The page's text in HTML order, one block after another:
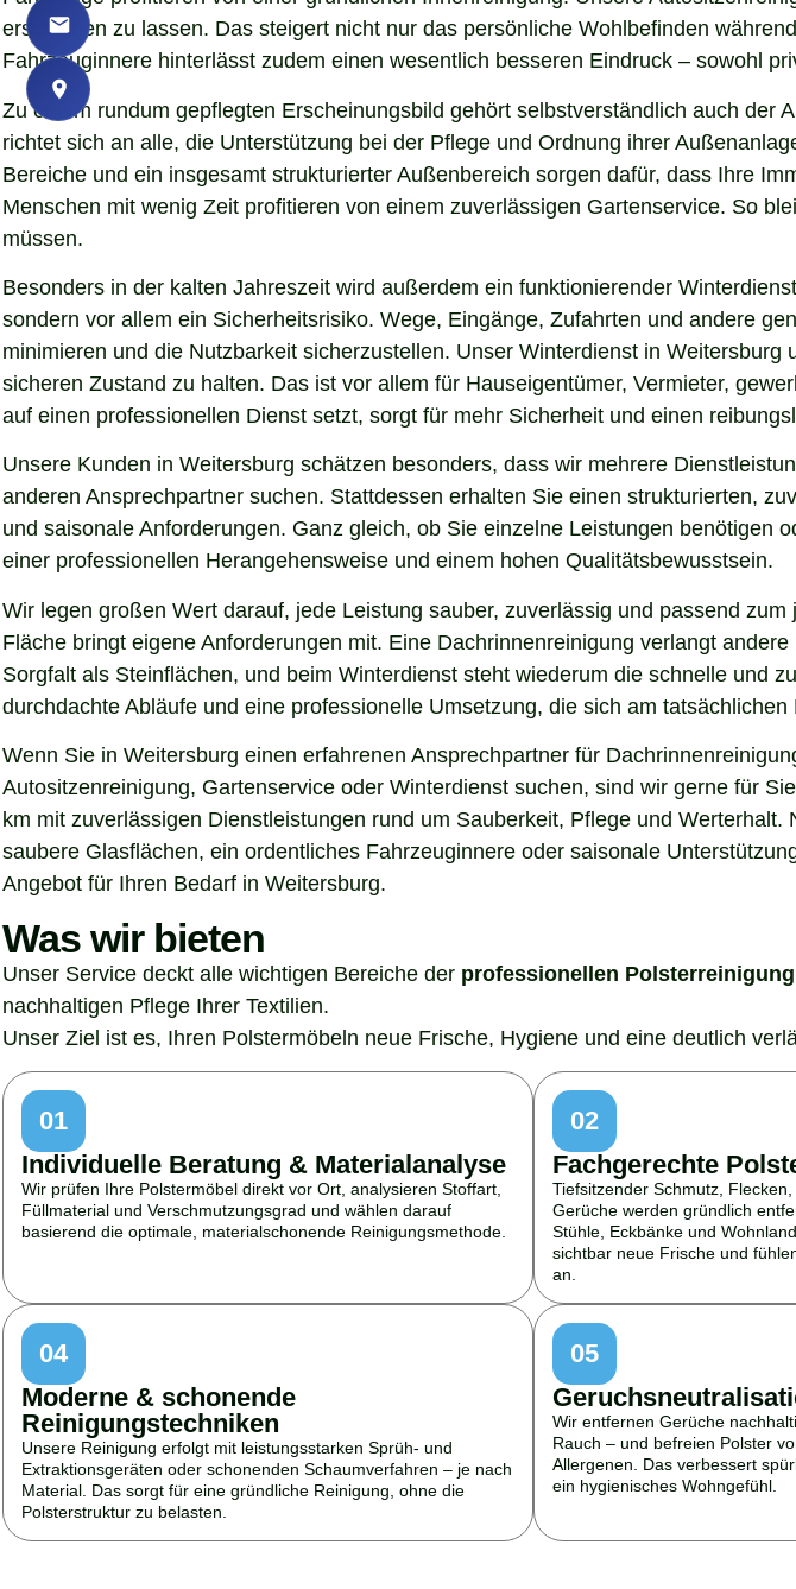
erscheinen zu lassen. Das steigert nicht nur das persönliche Wohlbefinden
Fahrzeuginnere hinterlässt zudem einen wesentlich besseren Eindruck – sowohl
Zu einem rundum gepflegten Erscheinungsbild gehört selbstverständlich auch
richtet sich an alle, die Unterstützung bei der Pflege und Ordnung ihrer
Bereiche und ein insgesamt strukturierter Außenbereich sorgen dafür, dass Ihre
Menschen mit wenig Zeit profitieren von einem zuverlässigen Gartenservice. So
müssen.
Besonders in der kalten Jahreszeit wird außerdem ein funktionierender
sondern vor allem ein Sicherheitsrisiko. Wege, Eingänge, Zufahrten und andere
minimieren und die Nutzbarkeit sicherzustellen. Unser Winterdienst in
sicheren Zustand zu halten. Das ist vor allem für Hauseigentümer, Vermieter,
auf einen professionellen Dienst setzt, sorgt für mehr Sicherheit und einen
Unsere Kunden in Weitersburg schätzen besonders, dass wir mehrere
anderen Ansprechpartner suchen. Stattdessen erhalten Sie einen strukturierten,
und saisonale Anforderungen. Ganz gleich, ob Sie einzelne Leistungen
einer professionellen Herangehensweise und einem hohen Qualitätsbewusstsein.
Wir legen großen Wert darauf, jede Leistung sauber, zuverlässig und passend
Fläche bringt eigene Anforderungen mit. Eine Dachrinnenreinigung verlangt
Sorgfalt als Steinflächen, und beim Winterdienst steht wiederum die schnelle und
durchdachte Abläufe und eine professionelle Umsetzung, die sich am tatsächlichen
Wenn Sie in Weitersburg einen erfahrenen Ansprechpartner für
Autositzenreinigung, Gartenservice oder Winterdienst suchen, sind wir gerne für
km mit zuverlässigen Dienstleistungen rund um Sauberkeit, Pflege und
saubere Glasflächen, ein ordentliches Fahrzeuginnere oder saisonale
Angebot für Ihren Bedarf in Weitersburg.
Was wir bieten
Unser Service deckt alle wichtigen Bereiche der professionellen Polsterreinigung
nachhaltigen Pflege Ihrer Textilien.
Unser Ziel ist es, Ihren Polstermöbeln neue Frische, Hygiene und eine deutlich
01
Individuelle Beratung & Materialanalyse
Wir prüfen Ihre Polstermöbel direkt vor Ort, analysieren Stoffart,
Füllmaterial und Verschmutzungsgrad und wählen darauf
basierend die optimale, materialschonende Reinigungsmethode.
02
Fachgerechte
Tiefsitzender Schmutz,
Gerüche werden gründlich
Stühle, Eckbänke und
sichtbar neue Frische und
an.
04
Moderne & schonende
Reinigungstechniken
Unsere Reinigung erfolgt mit leistungsstarken Sprüh- und
Extraktionsgeräten oder schonenden Schaumverfahren – je nach
Material. Das sorgt für eine gründliche Reinigung, ohne die
Polsterstruktur zu belasten.
05
Wir entfernen Gerüche
Rauch – und befreien Polster
Allergenen. Das verbessert
ein hygienisches Wohngefühl.